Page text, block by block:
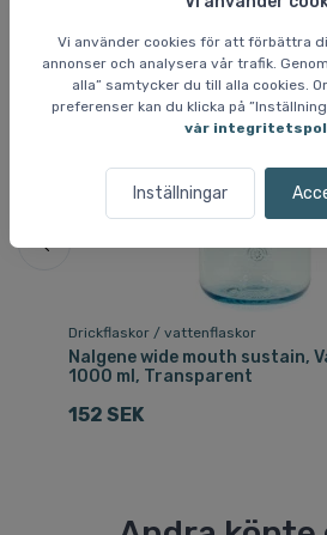
Vi använder cookies för att förbättra
annonser och analysera vår trafik.
alla” samtycker du till alla cookies.
preferenser kan du klicka på
vår
Inställningar
Drickflaskor / vattenflaskor
Nalgene wide mouth sustain,
1000 ml, Transparent
152 SEK